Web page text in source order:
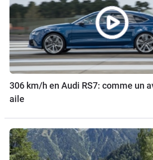
306 km/h en Audi RS7: comme un
aile